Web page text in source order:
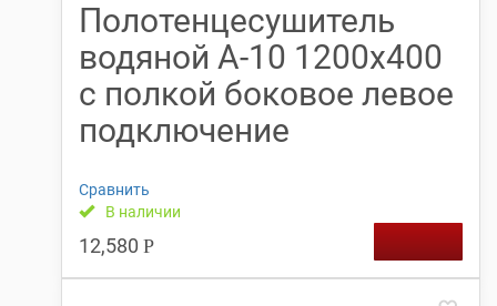
Полотенцесушитель
водяной А-10 1200х400
с полкой боковое левое
подключение
Сравнить
В наличии
12,580 Р